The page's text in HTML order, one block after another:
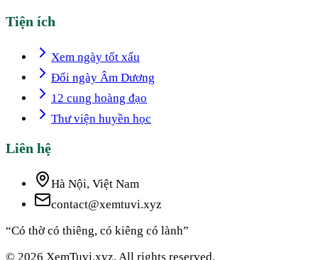
Tiện ích
Xem ngày tốt xấu
Đổi ngày Âm Dương
12 cung hoàng đạo
Thư viện huyền học
Liên hệ
Hà Nội, Việt Nam
contact@xemtuvi.xyz
“Có thờ có thiêng, có kiêng có lành”
© 2026 XemTuvi.xyz. All rights reserved.